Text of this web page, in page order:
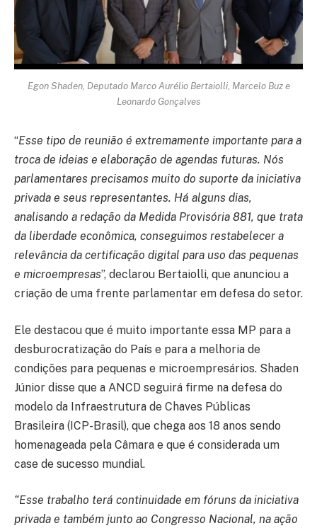
Egon Shaden, Deputado Marco Aurélio Bertaiolli, Marcelo Buz e
Leonardo Gonçalves
“Esse tipo de reunião é extremamente importante para a
troca de ideias e elaboração de agendas futuras. Nós
parlamentares precisamos muito do suporte da iniciativa
privada e seus representantes. Há alguns dias,
analisando a redação da Medida Provisória 881, que trata
da liberdade econômica, conseguimos restabelecer a
relevância da certificação digital para uso das pequenas
e microempresas”, declarou Bertaiolli, que anunciou a
criação de uma frente parlamentar em defesa do setor.
Ele destacou que é muito importante essa MP para a
desburocratização do País e para a melhoria de
condições para pequenas e microempresários. Shaden
Júnior disse que a ANCD seguirá firme na defesa do
modelo da Infraestrutura de Chaves Públicas
Brasileira (ICP-Brasil), que chega aos 18 anos sendo
homenageada pela Câmara e que é considerada um
case de sucesso mundial.
“Esse trabalho terá continuidade em fóruns da iniciativa
privada e também junto ao Congresso Nacional, na ação